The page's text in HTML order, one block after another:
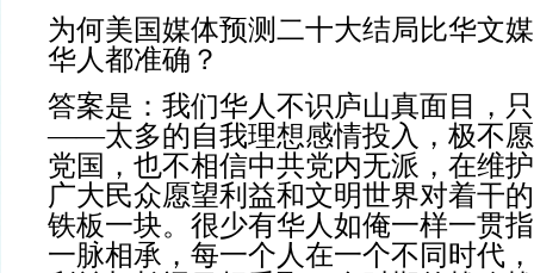
为何美国媒体预测二十大结局比华文
华人都准确？
答案是：我们华人不识庐山真面目，
——太多的自我理想感情投入，极不
党国，也不相信中共党内无派，在维
广大民众愿望利益和文明世界对着干
铁板一块。很少有华人如俺一样一贯
一脉相承，每一个人在一个不同时代